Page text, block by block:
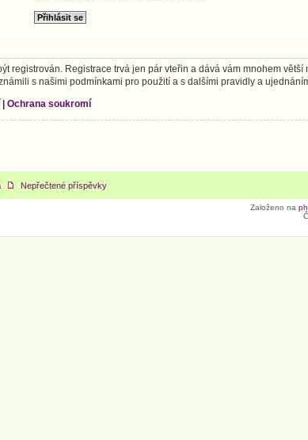
registrován. Registrace trvá jen pár vteřin a dává vám mnohem
s našimi podmínkami pro použití a s dalšími pravidly a
Ochrana soukromí
Nepřečtené příspěvky
Založeno na